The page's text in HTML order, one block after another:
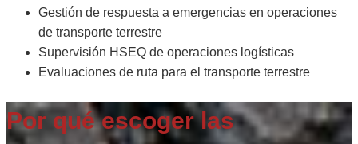
Gestión de respuesta a emergencias en operaciones
de transporte terrestre
Supervisión HSEQ de operaciones logísticas
Evaluaciones de ruta para el transporte terrestre
Por qué escoger las